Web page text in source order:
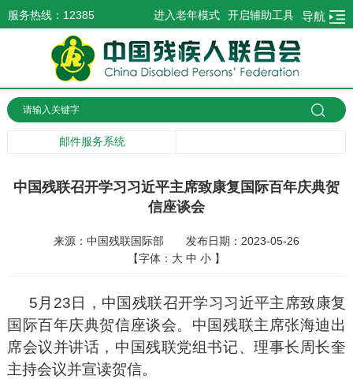
服务热线：12385 导航
开启辅助工具
进入老年模式
邮件服务系统
中国残联召开学习习近平主席致康复国际百年庆典贺
信座谈会
来源：中国残联国际部
发布日期：2023-05-26
【字体： 大 中 小 】
5月23日，中国残联召开学习习近平主席致康复
国际百年庆典贺信座谈会。中国残联主席张海迪出
席会议并讲话，中国残联党组书记、理事长周长奎
主持会议并宣读贺信。